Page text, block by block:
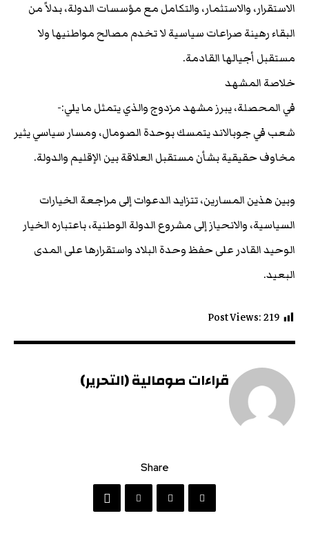
الاستقرار، والاستثمار، والتكامل مع مؤسسات الدولة، بدلاً من
البقاء رهينة صراعات سياسية لا تخدم مصالح مواطنيها ولا
مستقبل أجيالها القادمة.
خلاصة المشهد
في المحصلة، يبرز مشهد مزدوج والذي يتمثل ما يلي:-
شعب في جوبالاند يتمسك بوحدة الصومال، ومسار سياسي يثير
مخاوف حقيقية بشأن مستقبل العلاقة بين الإقليم والدولة.
وبين هذين المسارين، تتزايد الدعوات إلى مراجعة الخيارات
السياسية، والانحياز إلى مشروع الدولة الوطنية، باعتباره الخيار
الوحيد القادر على حفظ وحدة البلاد واستقرارها على المدى
البعيد.
Post Views:219
قراءات صومالية (التحرير)
Share